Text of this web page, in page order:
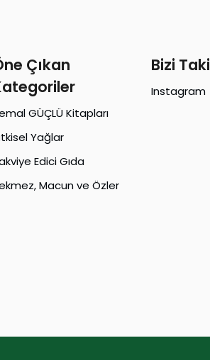
Çıkan
GÜÇLÜ Kitapları
Yağlar
Edici Gıda
Macun ve Özler
Bizi
Instagram